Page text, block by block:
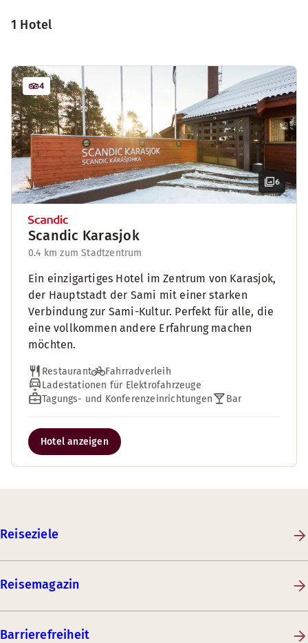
1 Hotel
6
4
Scandic Karasjok
0.4 km zum Stadtzentrum
Ein einzigartiges Hotel im Zentrum von Karasjok,
der Hauptstadt der Sami mit einer starken
Verbindung zur Sami-Kultur. Perfekt für alle, die
eine vollkommen andere Erfahrung machen
möchten.
Restaurant
Fahrradverleih
Ladestationen für Elektrofahrzeuge
Tagungs- und Konferenzeinrichtungen
Bar
Hotel anzeigen
Reiseziele
Reisemagazin
Barrierefreiheit